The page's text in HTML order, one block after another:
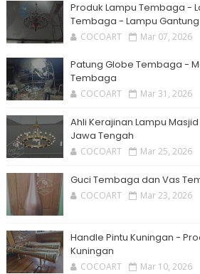
Produk Lampu Tembaga -
Tembaga - Lampu
COCOART Mar 07, 2026
Patung Globe Tembaga -
Tembaga
COCOART Mar 31, 2026
Ahli Kerajinan Lampu
Jawa Tengah
COCOART Mar 25, 2026
Guci Tembaga dan Vas
COCOART Mar 23, 2026
Handle Pintu Kuningan -
Kuningan
COCOART Mar 10, 2026